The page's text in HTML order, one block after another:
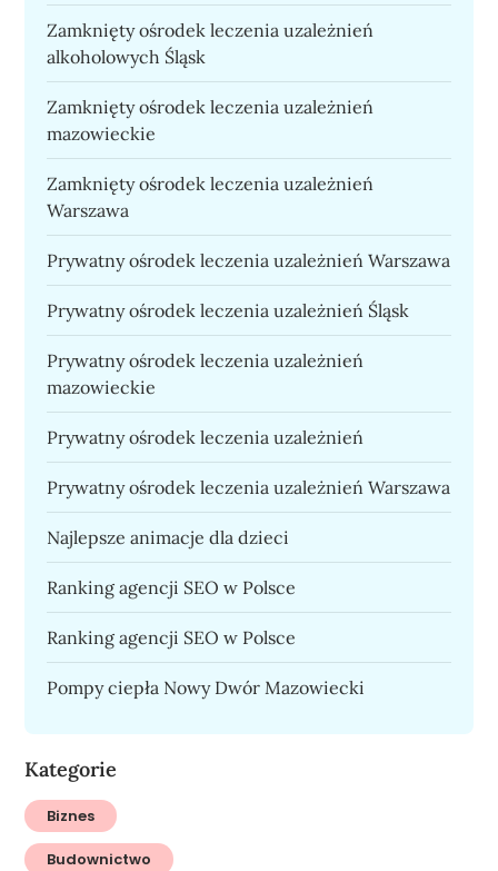
Zamknięty ośrodek leczenia uzależnień
alkoholowych Śląsk
Zamknięty ośrodek leczenia uzależnień
mazowieckie
Zamknięty ośrodek leczenia uzależnień
Warszawa
Prywatny ośrodek leczenia uzależnień Warszawa
Prywatny ośrodek leczenia uzależnień Śląsk
Prywatny ośrodek leczenia uzależnień
mazowieckie
Prywatny ośrodek leczenia uzależnień
Prywatny ośrodek leczenia uzależnień Warszawa
Najlepsze animacje dla dzieci
Ranking agencji SEO w Polsce
Ranking agencji SEO w Polsce
Pompy ciepła Nowy Dwór Mazowiecki
Kategorie
Biznes
Budownictwo